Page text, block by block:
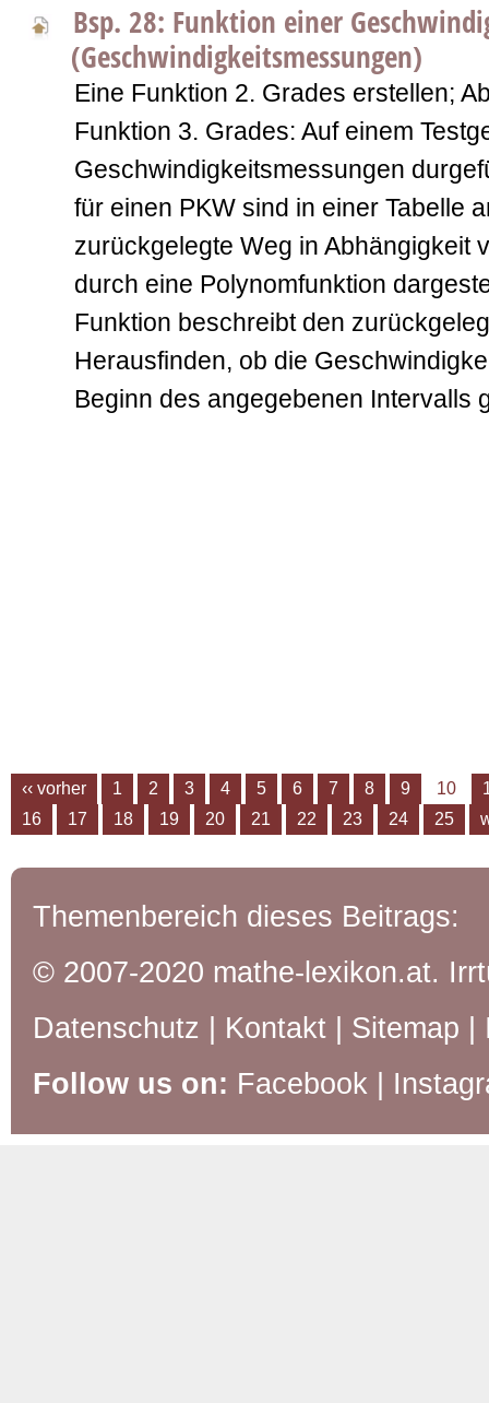
Bsp. 28: Funktion einer
(Geschwindigkeitsmessungen)
Eine Funktion 2. Grades erstellen;
Funktion 3. Grades: Auf einem
Geschwindigkeitsmessungen
für einen PKW sind in einer Tabelle
zurückgelegte Weg in Abhängigkeit
durch eine Polynomfunktion
Funktion beschreibt den
Herausfinden, ob die
Beginn des angegebenen Intervalls
‹‹ vorher 1 2 3 4 5 6 7 8 9 10
16
17 18 19 20 21 22 23 24 25
Themenbereich dieses Beitrags:
© 2007-2020 mathe-lexikon.at.
Datenschutz
Kontakt Sitemap
Follow us on: Facebook